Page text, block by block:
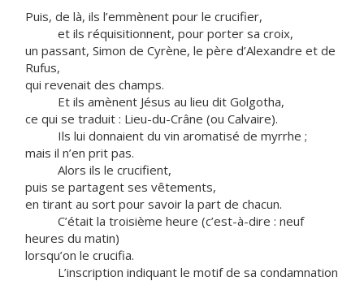
Puis, de là, ils l’emmènent pour le crucifier,
et ils réquisitionnent, pour porter sa croix,
un passant, Simon de Cyrène, le père d’Alexandre et de
Rufus,
qui revenait des champs.
Et ils amènent Jésus au lieu dit Golgotha,
ce qui se traduit : Lieu-du-Crâne (ou Calvaire).
Ils lui donnaient du vin aromatisé de myrrhe ;
mais il n’en prit pas.
Alors ils le crucifient,
puis se partagent ses vêtements,
en tirant au sort pour savoir la part de chacun.
C’était la troisième heure (c’est-à-dire : neuf
heures du matin)
lorsqu’on le crucifia.
L’inscription indiquant le motif de sa condamnation